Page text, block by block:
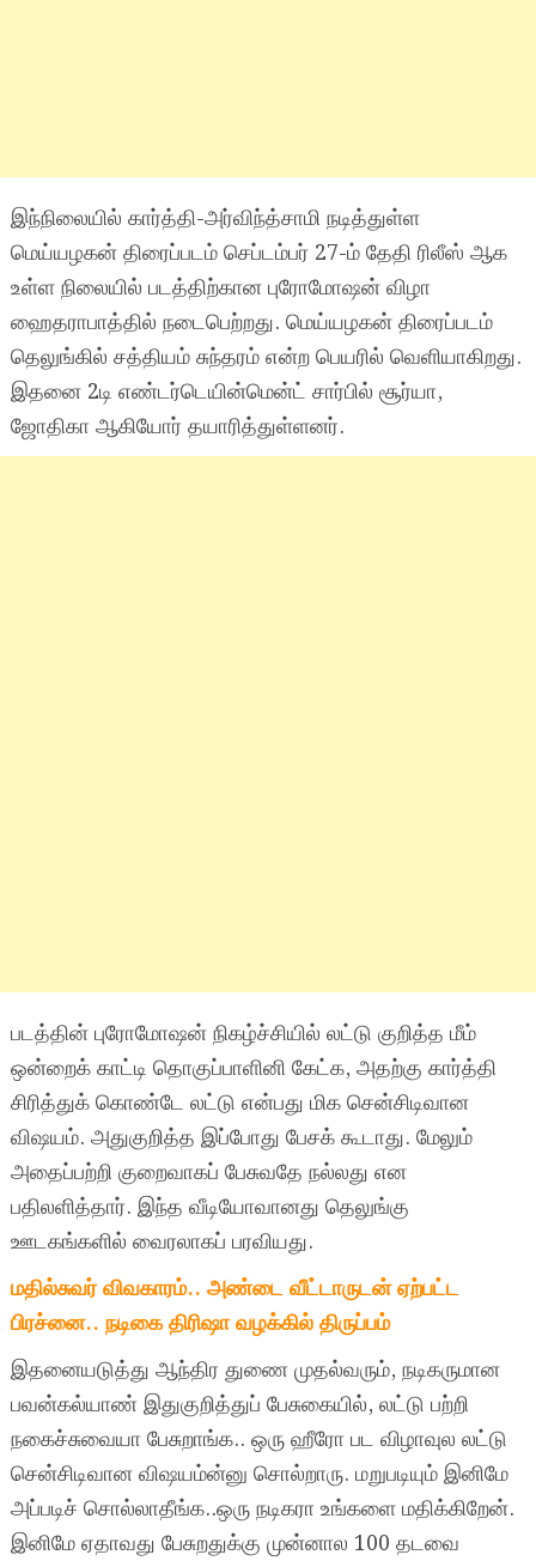
இந்நிலையில் கார்த்தி-அர்விந்த்சாமி நடித்துள்ள
மெய்யழகன் திரைப்படம் செப்டம்பர் 27-ம் தேதி ரிலீஸ் ஆக
உள்ள நிலையில் படத்திற்கான புரோமோஷன் விழா
ஹைதராபாத்தில் நடைபெற்றது. மெய்யழகன் திரைப்படம்
தெலுங்கில் சத்தியம் சுந்தரம் என்ற பெயரில் வெளியாகிறது.
இதனை 2டி எண்டர்டெயின்மென்ட் சார்பில் சூர்யா,
ஜோதிகா ஆகியோர் தயாரித்துள்ளனர்.
படத்தின் புரோமோஷன் நிகழ்ச்சியில் லட்டு குறித்த மீம்
ஒன்றைக் காட்டி தொகுப்பாளினி கேட்க, அதற்கு கார்த்தி
சிரித்துக் கொண்டே லட்டு என்பது மிக சென்சிடிவான
விஷயம். அதுகுறித்த இப்போது பேசக் கூடாது. மேலும்
அதைப்பற்றி குறைவாகப் பேசுவதே நல்லது என
பதிலளித்தார். இந்த வீடியோவானது தெலுங்கு
ஊடகங்களில் வைரலாகப் பரவியது.
மதில்சுவர் விவகாரம்.. அண்டை வீட்டாருடன் ஏற்பட்ட
பிரச்னை.. நடிகை திரிஷா வழக்கில் திருப்பம்
இதனையடுத்து ஆந்திர துணை முதல்வரும், நடிகருமான
பவன்கல்யாண் இதுகுறித்துப் பேசுகையில், லட்டு பற்றி
நகைச்சுவையா பேசுறாங்க.. ஒரு ஹீரோ பட விழாவுல லட்டு
சென்சிடிவான விஷயம்ன்னு சொல்றாரு. மறுபடியும் இனிமே
அப்படிச் சொல்லாதீங்க..ஒரு நடிகரா உங்களை மதிக்கிறேன்.
இனிமே ஏதாவது பேசுறதுக்கு முன்னால 100 தடவை